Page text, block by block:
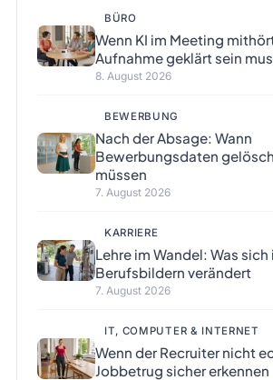
BÜRO
Wenn KI im Meeting
Aufnahme geklärt sein
8. August 2026
BEWERBUNG
Nach der Absage: Wann
Bewerbungsdaten
müssen
7. August 2026
KARRIERE
Lehre im Wandel: Was sich
Berufsbildern verändert
7. August 2026
IT, COMPUTER & INTERNET
Wenn der Recruiter nicht
Jobbetrug sicher erkennen